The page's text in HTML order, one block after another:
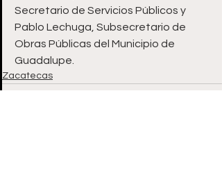
Secretario de Servicios Públicos y
Pablo Lechuga, Subsecretario de
Obras Públicas del Municipio de
Guadalupe.
Zacatecas